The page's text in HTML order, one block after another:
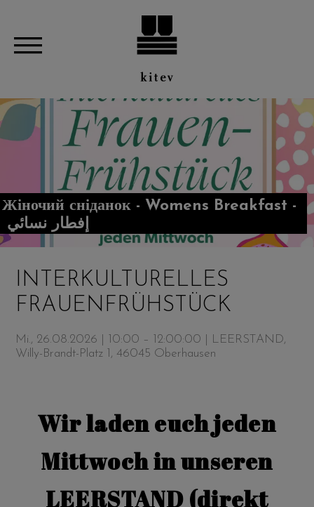
Жіночий сніданок - Womens Breakfast -
إفطار نسائي
INTERKULTURELLES
FRAUENFRÜHSTÜCK
Mi., 26.08.2026 | 10:00 – 12:00:00 | LEERSTAND,
Willy-Brandt-Platz 1, 46045 Oberhausen
Wir laden euch jeden
Mittwoch in unseren
LEERSTAND (direkt